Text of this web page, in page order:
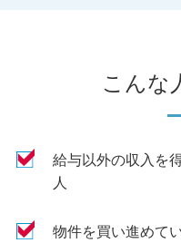
こんな
給与以外の収入を
人
物件を買い進めて